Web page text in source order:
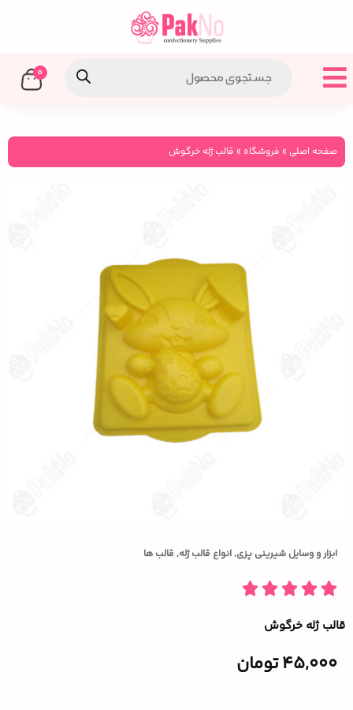
0
صفحه اصلی » فروشگاه » قالب ژله خرگوش
ابزار و وسایل شیرینی پزی,انواع قالب ژله, قالب ها
قالب ژله خرگوش
45,000تومان